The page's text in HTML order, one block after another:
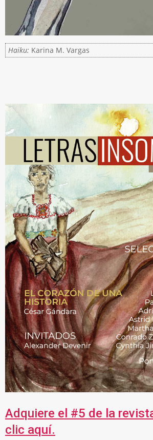
Haiku: Karina M. Vargas
Adquiere el #5 de la
clic aquí.